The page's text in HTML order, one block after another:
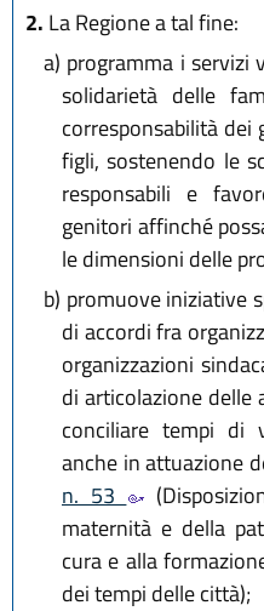
2. La Regione a tal fine:
a) programma i servizi
solidarietà delle
corresponsabilità
figli, sostenendo le
responsabili e
genitori affinché
le dimensioni delle
b) promuove iniziative
di accordi fra
organizzazioni
di articolazione
conciliare tempi di
anche in attuazione
n. 53
maternità e della
cura e alla
dei tempi delle città);